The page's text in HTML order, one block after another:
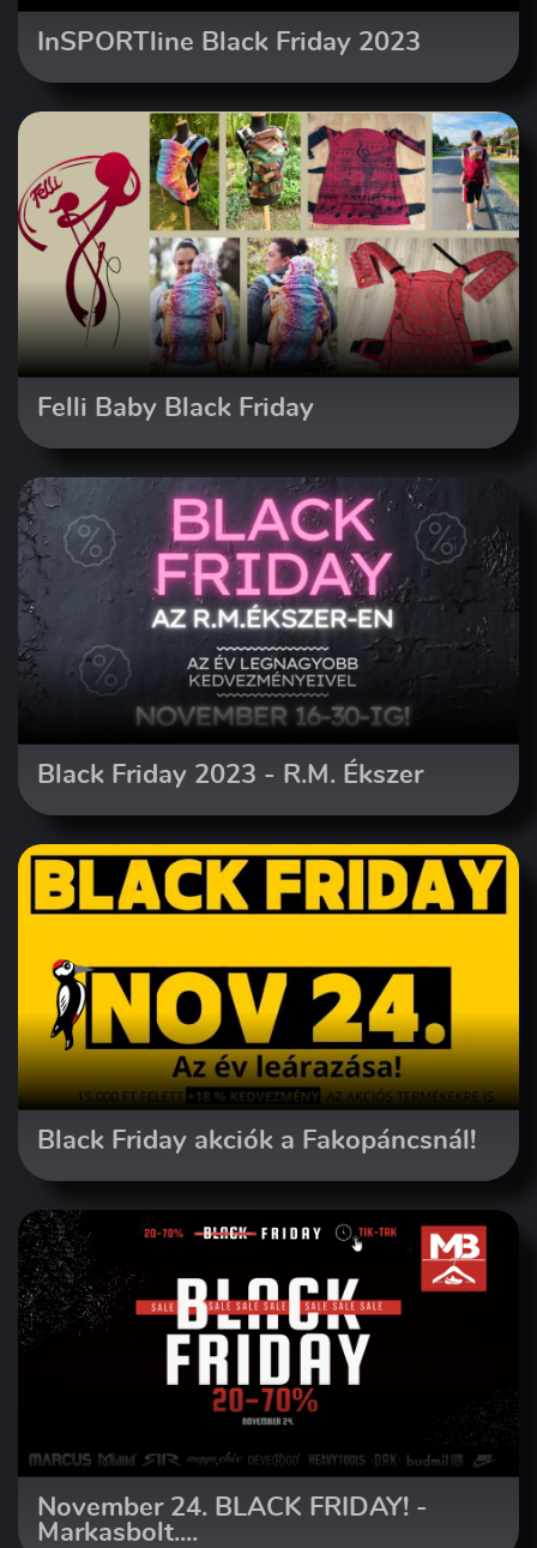
InSPORTline Black Friday 2023
Felli Baby Black Friday
Black Friday 2023 - R.M. Ékszer
Black Friday akciók a Fakopáncsnál!
November 24. BLACK FRIDAY! -
Markasbolt....